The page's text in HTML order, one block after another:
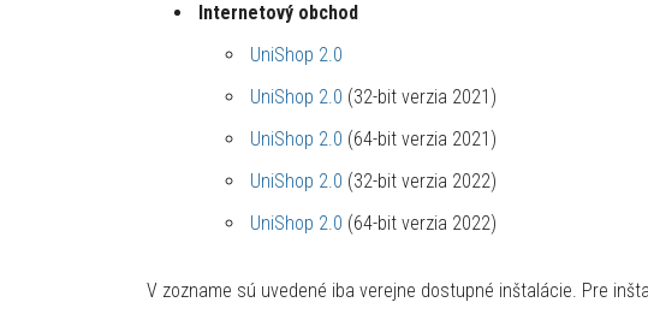
Internetový obchod
UniShop 2.0
UniShop 2.0 (32-bit verzia 2021)
UniShop 2.0 (64-bit verzia 2021)
UniShop 2.0 (32-bit verzia 2022)
UniShop 2.0 (64-bit verzia 2022)
V zozname sú uvedené iba verejne dostupné inštalácie. Pre